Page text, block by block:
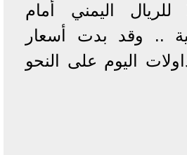
للريال اليمني أمام
.. وقد بدت أسعار
اليوم على النحو